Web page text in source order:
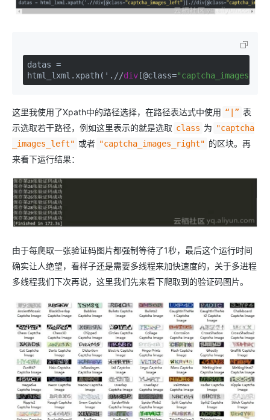
datas =
html_lxml.xpath('.//div [@class=
这里我使用了Xpath中的路径选择，在路径表达式中使用 “|” 表
示选取若干路径，例如这里表示的就是选取 class 为 "captcha
_images_left" 或者 "captcha_images_right" 的区块。再
来看下运行结果：
由于每爬取一张验证码图片都强制等待了1秒，最后这个运行时间
确实让人绝望，看样子还是需要多线程来加快速度的，关于多进程
多线程我们下次再说，这里我们先来看下爬取到的验证码图片。